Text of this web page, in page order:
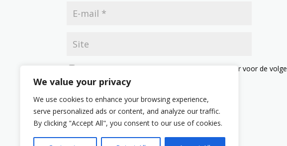
We value your privacy
We use cookies to enhance your browsing experience,
serve personalized ads or content, and analyze our traffic.
By clicking "Accept All", you consent to our use of cookies.
Mijn naam, e-mail en site opslaan in deze browser voor de